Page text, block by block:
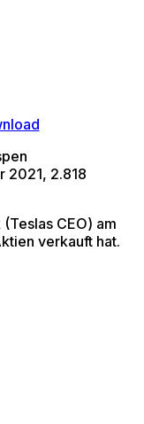
2021, 2.818
CEO) am
verkauft hat.